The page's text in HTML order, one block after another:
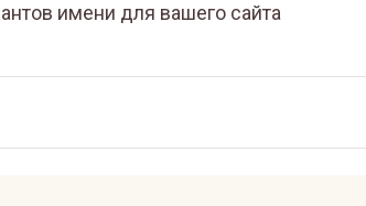
имени для вашего сайта